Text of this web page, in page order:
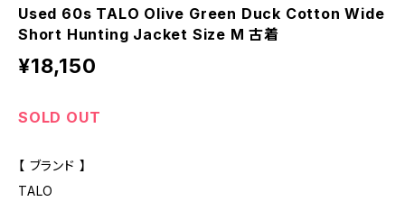
Used 60s TALO Olive Green Duck Cotton Wide
Short Hunting Jacket Size M 古着
¥18,150
SOLD OUT
【 ブランド 】
TALO